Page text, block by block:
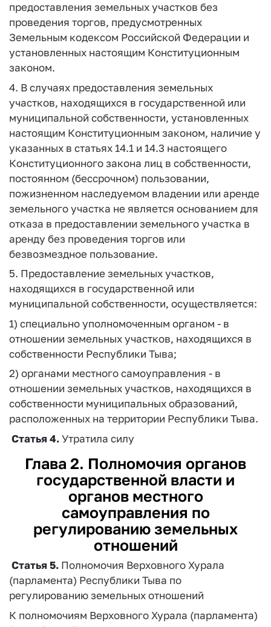
предоставления земельных участков без
проведения торгов, предусмотренных
Земельным кодексом Российской Федерации и
установленных настоящим Конституционным
законом.
4. В случаях предоставления земельных
участков, находящихся в государственной или
муниципальной собственности, установленных
настоящим Конституционным законом, наличие у
указанных в статьях 14.1 и 14.3 настоящего
Конституционного закона лиц в собственности,
постоянном (бессрочном) пользовании,
пожизненном наследуемом владении или аренде
земельного участка не является основанием для
отказа в предоставлении земельного участка в
аренду без проведения торгов или
безвозмездное пользование.
5. Предоставление земельных участков,
находящихся в государственной или
муниципальной собственности, осуществляется:
1) специально уполномоченным органом - в
отношении земельных участков, находящихся в
собственности Республики Тыва;
2) органами местного самоуправления - в
отношении земельных участков, находящихся в
собственности муниципальных образований,
расположенных на территории Республики Тыва.
Статья 4.Утратила силу
Глава 2. Полномочия органов
государственной власти и
органов местного
самоуправления по
регулированию земельных
отношений
Статья 5. Полномочия Верховного Хурала
(парламента) Республики Тыва по
регулированию земельных отношений
К полномочиям Верховного Хурала (парламента)